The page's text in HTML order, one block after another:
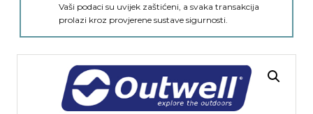
Vaši podaci su uvijek zaštićeni, a svaka transakcija
prolazi kroz provjerene sustave sigurnosti.